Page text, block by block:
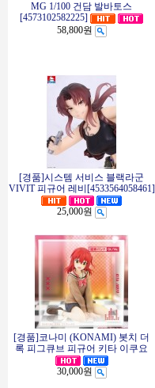
MG 1/100 건담 발바토스
[4573102582225]
58,800원
[경품]시스템 서비스 블랙라군
VIVIT 피규어 레비[4533564058461]
25,000원
[경품]코나미 (KONAMI) 봇치 더
록 피그큐브 피규어 키타 이쿠요
30,000원